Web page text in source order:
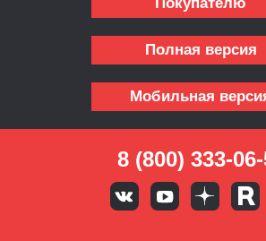
Полная версия
Мобильная
8 (800) 333-